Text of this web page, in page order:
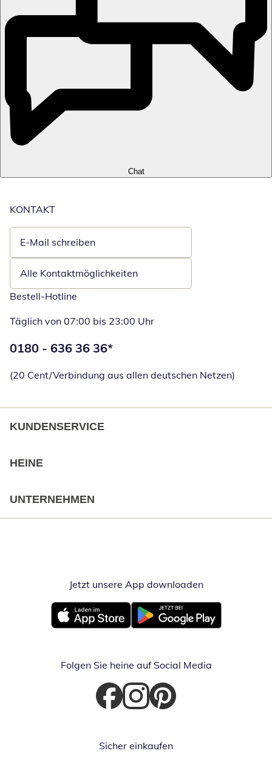
Chat
KONTAKT
E-Mail schreiben
Öffnet E-Mail-Client
Alle Kontaktmöglichkeiten
Bestell-Hotline
Täglich von 07:00 bis 23:00 Uhr
Telefonnummer:
0180 - 636 36 36*
(20 Cent/Verbindung aus allen deutschen Netzen)
KUNDENSERVICE
HEINE
UNTERNEHMEN
Jetzt unsere App downloadenÖffnet in
Öffnet in neuem FensterÖffnet in neuem Fenster
Folgen Sie heine auf Social Media
Öffnet in neuem Fenster
Öffnet in neuem Fenster
Öffnet in neuem Fenster
Sicher einkaufen